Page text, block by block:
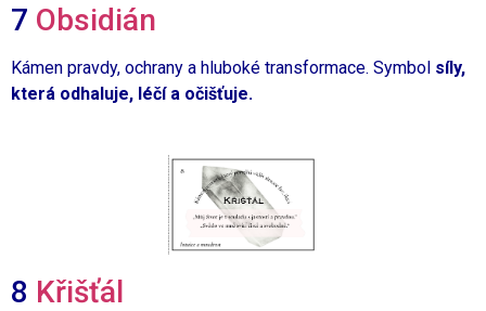
7 Obsidián
Kámen pravdy, ochrany a hluboké transformace. Symbol síly,
která odhaluje, léčí a očišťuje.
8 Křišťál